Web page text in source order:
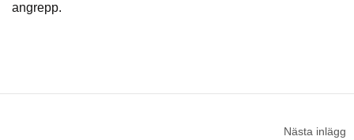
angrepp.
Nästa inlägg